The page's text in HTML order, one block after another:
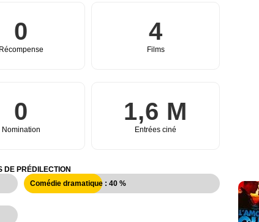
0
Récompense
4
Films
0
Nomination
1,6 M
Entrées ciné
DE PRÉDILECTION
Comédie dramatique : 40 %